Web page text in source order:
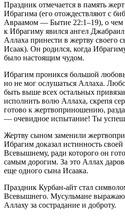
Праздник отмечается в память
Ибрагима (его отождествляют с
Авраамом — Бытие 22:1–19), о чем
к Ибрагиму явился ангел
Аллаха принести в жертву
Исаак). Он родился, когда
было настоящим чудом.
Ибрагим проникся большой
но не мог ослушаться Аллаха.
быть выше всех остальных
исполнить волю Аллаха, скрепя
готово к жертвоприношению,
— очевидное испытание! Ты
Жертву сыном заменили
Ибрагим доказал истинность
Всевышнему, ради которого он
самым дорогим. За это Аллах
еще одного сына Исаака.
Праздник Курбан-айт стал
Всевышнего. Мусульмане
Аллаху за сострадание и доброту.